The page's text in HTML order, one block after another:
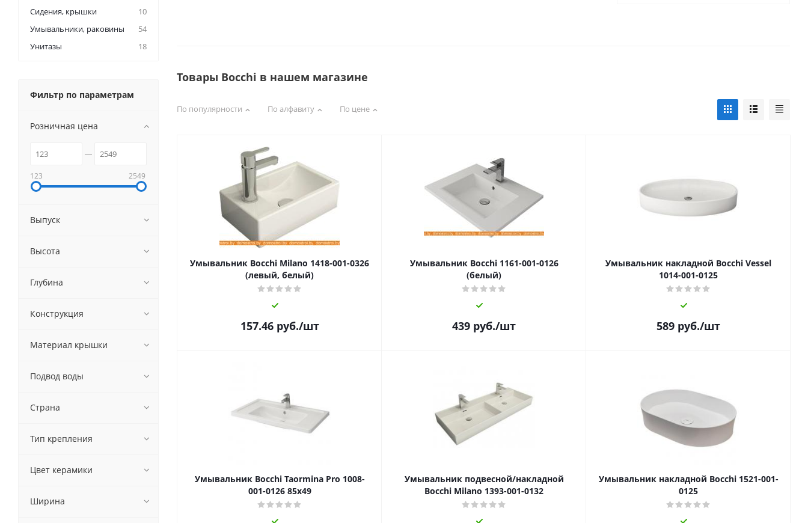
Товары Bocchi в нашем магазине
По популярности По алфавиту По цене
Умывальник Bocchi Milano 1418-001-0326
(левый, белый)
157.46руб./шт
Умывальник Bocchi 1161-001-0126
(белый)
439 руб./шт
Умывальник накладной Bocchi Vessel
1014-001-0125
589 руб./шт
Умывальник Bocchi Taormina Pro 1008-
001-0126 85x49
Умывальник подвесной/накладной
Bocchi Milano 1393-001-0132
Умывальник накладной Bocchi 1521-001-
0125
Сидения, крышки
10
Умывальники, раковины
54
Унитазы
18
Фильтр по параметрам
Розничная цена
123 2549
Выпуск
Высота
Глубина
Конструкция
Материал крышки
Подвод воды
Страна
Тип крепления
Цвет керамики
Ширина